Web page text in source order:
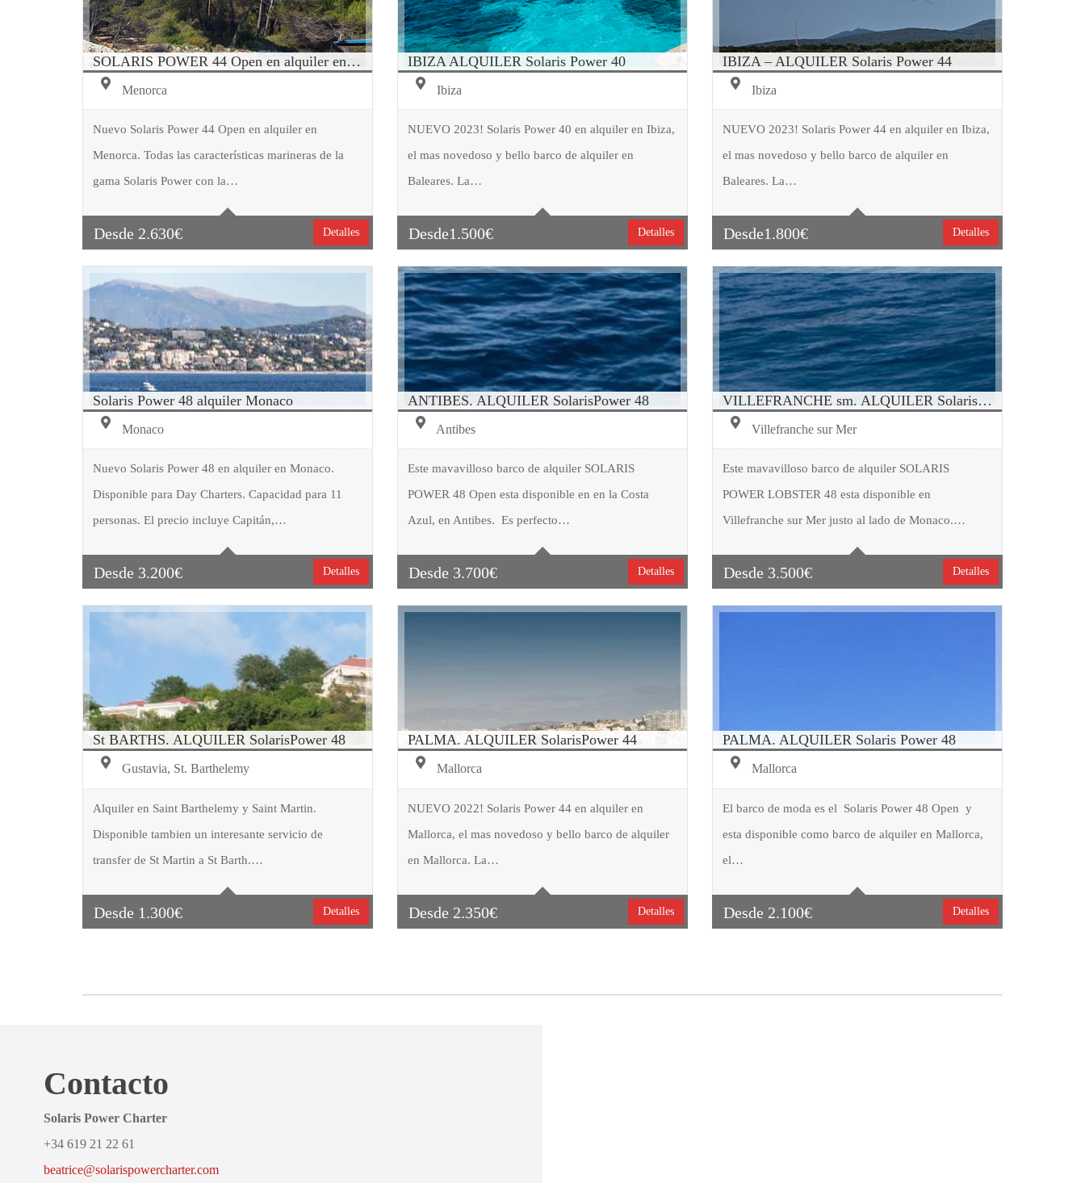
SOLARIS POWER 44 Open en alquiler en Menorca
Desde 2.630€
Menorca
Nuevo Solaris Power 44 Open en alquiler en
Menorca. Todas las características marineras de la
gama Solaris Power con la…
Tipo embarcación Motor
Detalles
IBIZA ALQUILER Solaris Power 40
Desde1.500€
Ibiza
NUEVO 2023! Solaris Power 40 en alquiler en Ibiza,
el mas novedoso y bello barco de alquiler en
Baleares. La…
Tipo embarcación Motor
Detalles
IBIZA – ALQUILER Solaris Power 44
Desde1.800€
Ibiza
NUEVO 2023! Solaris Power 44 en alquiler en Ibiza,
el mas novedoso y bello barco de alquiler en
Baleares. La…
Tipo embarcación Motor
Detalles
Solaris Power 48 alquiler Monaco
Desde 3.200€
Monaco
Nuevo Solaris Power 48 en alquiler en Monaco.
Disponible para Day Charters. Capacidad para 11
personas. El precio incluye Capitán,…
Tipo embarcación Motor
Detalles
ANTIBES. ALQUILER SolarisPower 48
Desde 3.700€
Antibes
Este mavavilloso barco de alquiler SOLARIS
POWER 48 Open esta disponible en en la Costa
Azul, en Antibes. Es perfecto…
Tipo embarcación Motor
Detalles
VILLEFRANCHE sm. ALQUILER SolarisPower 48
Desde 3.500€
Villefranche sur Mer
Este mavavilloso barco de alquiler SOLARIS
POWER LOBSTER 48 esta disponible en
Villefranche sur Mer justo al lado de Monaco.…
Tipo embarcación
Detalles
St BARTHS. ALQUILER SolarisPower 48
Desde 1.300€
Gustavia, St. Barthelemy
Alquiler en Saint Barthelemy y Saint Martin.
Disponible tambien un interesante servicio de
transfer de St Martin a St Barth.…
Tipo embarcación Motor
Detalles
PALMA. ALQUILER SolarisPower 44
Desde 2.350€
Mallorca
NUEVO 2022! Solaris Power 44 en alquiler en
Mallorca, el mas novedoso y bello barco de alquiler
en Mallorca. La…
Tipo embarcación Motor
Detalles
PALMA. ALQUILER Solaris Power 48
Desde 2.100€
Mallorca
El barco de moda es el Solaris Power 48 Open y
esta disponible como barco de alquiler en Mallorca,
el…
Tipo embarcación Motor
Detalles
Contacto
Solaris Power Charter
+34 619 21 22 61
beatrice@solarispowercharter.com